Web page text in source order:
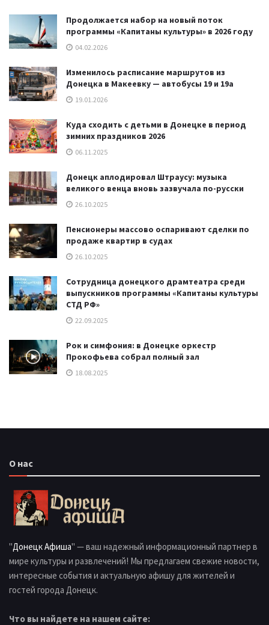
Продолжается набор на новый поток
программы «Капитаны культуры» в 2026 году
04.02.2026
Изменилось расписание маршрутов из
Донецка в Макеевку — автобусы 19 и 19а
19.01.2026
Куда сходить с детьми в Донецке в период
зимних праздников 2026
06.11.2025
Донецк аплодировал Штраусу: музыка
великого венца вновь зазвучала по-русски
26.10.2025
Пенсионеры массово оспаривают сделки по
продаже квартир в судах
26.10.2025
Сотрудница донецкого драмтеатра среди
выпускников программы «Капитаны культуры
СТД РФ»
22.09.2025
Рок и симфония: в Донецке оркестр
Прокофьева собрал полный зал
18.08.2025
О нас
"Донецк Афиша" — ваш надежный информационный партнер в
мире культуры и развлечений! Мы предлагаем свежие новости,
интересные события и актуальную афишу для жителей и
гостей города Донецк.
Что вы найдете на нашем сайте: